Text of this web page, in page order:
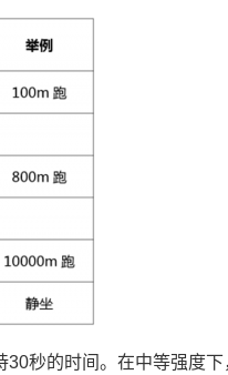
30秒的时间。在中等强度下